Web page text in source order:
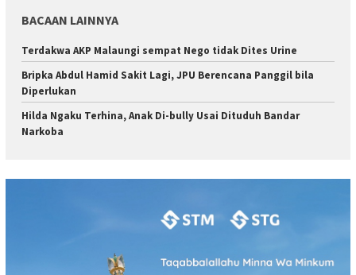
BACAAN LAINNYA
Terdakwa AKP Malaungi sempat Nego tidak Dites Urine
Bripka Abdul Hamid Sakit Lagi, JPU Berencana Panggil bila
Diperlukan
Hilda Ngaku Terhina, Anak Di-bully Usai Dituduh Bandar
Narkoba